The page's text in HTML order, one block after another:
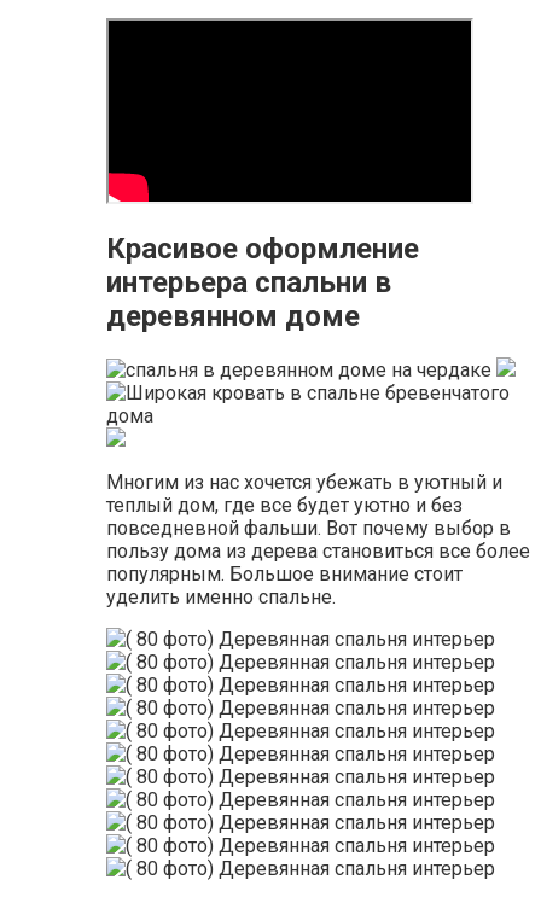
Красивое оформление
интерьера спальни в
деревянном доме
Многим из нас хочется убежать в уютный и
теплый дом, где все будет уютно и без
повседневной фальши. Вот почему выбор в
пользу дома из дерева становиться все более
популярным. Большое внимание стоит
уделить именно спальне.